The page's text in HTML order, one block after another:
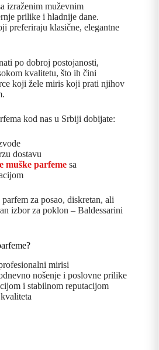
izraženim muževnim
prilike i hladnije dane.
preferiraju klasične, elegantne
po dobroj postojanosti,
kvalitetu, što ih čini
koji žele miris koji prati njihov
kod nas u Srbiji dobijate:
dostavu
muške parfeme sa
za posao, diskretan, ali
izbor za poklon – Baldessarini
mirisi
nošenje i poslovne prilike
i stabilnom reputacijom